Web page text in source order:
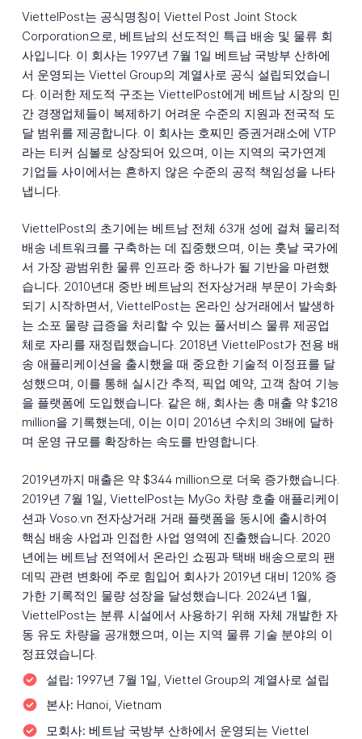
ViettelPost는 공식명칭이 Viettel Post Joint Stock
Corporation으로, 베트남의 선도적인 특급 배송 및 물류 회
사입니다. 이 회사는 1997년 7월 1일 베트남 국방부 산하에
서 운영되는 Viettel Group의 계열사로 공식 설립되었습니
다. 이러한 제도적 구조는 ViettelPost에게 베트남 시장의 민
간 경쟁업체들이 복제하기 어려운 수준의 지원과 전국적 도
달 범위를 제공합니다. 이 회사는 호찌민 증권거래소에 VTP
라는 티커 심볼로 상장되어 있으며, 이는 지역의 국가연계
기업들 사이에서는 흔하지 않은 수준의 공적 책임성을 나타
냅니다.
ViettelPost의 초기에는 베트남 전체 63개 성에 걸쳐 물리적
배송 네트워크를 구축하는 데 집중했으며, 이는 훗날 국가에
서 가장 광범위한 물류 인프라 중 하나가 될 기반을 마련했
습니다. 2010년대 중반 베트남의 전자상거래 부문이 가속화
되기 시작하면서, ViettelPost는 온라인 상거래에서 발생하
는 소포 물량 급증을 처리할 수 있는 풀서비스 물류 제공업
체로 자리를 재정립했습니다. 2018년 ViettelPost가 전용 배
송 애플리케이션을 출시했을 때 중요한 기술적 이정표를 달
성했으며, 이를 통해 실시간 추적, 픽업 예약, 고객 참여 기능
을 플랫폼에 도입했습니다. 같은 해, 회사는 총 매출 약 $218
million을 기록했는데, 이는 이미 2016년 수치의 3배에 달하
며 운영 규모를 확장하는 속도를 반영합니다.
2019년까지 매출은 약 $344 million으로 더욱 증가했습니다.
2019년 7월 1일, ViettelPost는 MyGo 차량 호출 애플리케이
션과 Voso.vn 전자상거래 거래 플랫폼을 동시에 출시하여
핵심 배송 사업과 인접한 사업 영역에 진출했습니다. 2020
년에는 베트남 전역에서 온라인 쇼핑과 택배 배송으로의 팬
데믹 관련 변화에 주로 힘입어 회사가 2019년 대비 120% 증
가한 기록적인 물량 성장을 달성했습니다. 2024년 1월,
ViettelPost는 분류 시설에서 사용하기 위해 자체 개발한 자
동 유도 차량을 공개했으며, 이는 지역 물류 기술 분야의 이
정표였습니다.
설립: 1997년 7월 1일, Viettel Group의 계열사로 설립
본사: Hanoi, Vietnam
모회사: 베트남 국방부 산하에서 운영되는 Viettel